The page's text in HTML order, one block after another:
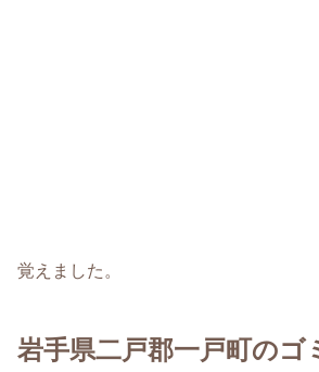
覚えました。
岩手県二戸郡一戸町のゴ